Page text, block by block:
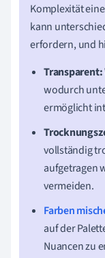
Komplexität
kann
erfordern, und
Transparent:
wodurch
ermöglicht
vollständig
aufgetragen
vermeiden.
Farben
auf der
Nuancen zu